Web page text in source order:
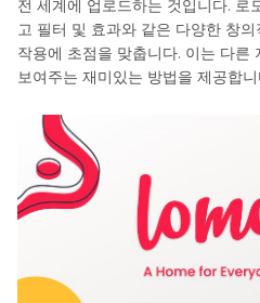
전 세계에 업로드하는 것입니다. 로
고 필터 및 효과와 같은 다양한 창
작용에 초점을 맞춥니다. 이는 다른
보여주는 재미있는 방법을 제공합니